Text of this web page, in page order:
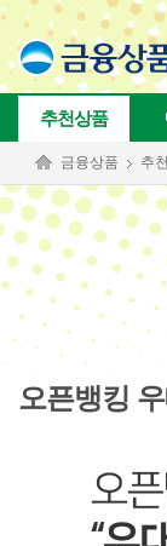
본문으로 바로가기
푸터 바로가기
추천상품
금융상품 추
오픈뱅킹